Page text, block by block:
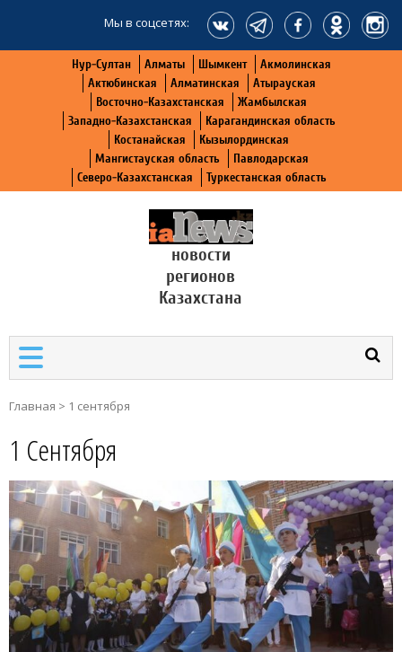
Мы в соцсетях:
Нур-Султан Алматы Шымкент
Акмолинская
Актюбинская
Алматинская
Атырауская
Восточно-Казахстанская
Жамбылская
Западно-Казахстанская
Карагандинская область
Костанайская
Кызылординская
Мангистауская область
Павлодарская
Северо-Казахстанская
Туркестанская область
новости
регионов
Казахстана
Главная > 1 сентября
1 Сентября